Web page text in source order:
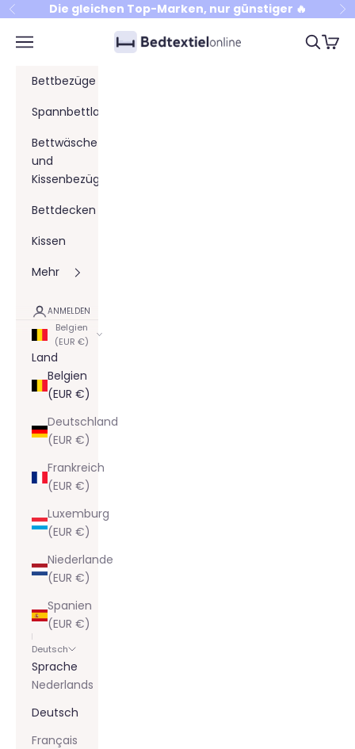
Zum Inhalt springen
Zurück Die gleichen Top-Marken, nur günstiger 🔥
Bedtextielonline
Menü Suchen
Bettbezüge
Spannbettlaken
Bettwäsche
und
Kissenbezüge
Bettdecken
Kissen
Mehr
ANMELDEN
Belgien
(EUR €)
Land
Belgien
(EUR €)
Deutschland
(EUR €)
Frankreich
(EUR €)
Luxemburg
(EUR €)
Niederlande
(EUR €)
Spanien
(EUR €)
Deutsch
Sprache
Nederlands
Deutsch
Français